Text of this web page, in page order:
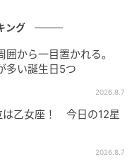
も言えます。
しがあるわけではな
生かすなら、いつも
を大事にしたい日
輪郭をオーバー目に
もいいですし、意思
ング
囲から一目置かれる。
多い誕生日5つ
2026.8.7
は乙女座！ 今日の12星
2026.8.7